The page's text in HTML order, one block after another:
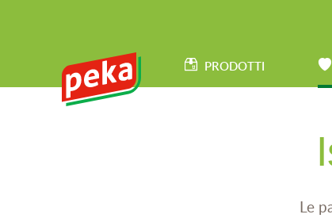
PRODOTTI
Le